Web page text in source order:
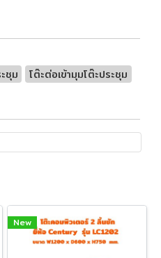
ชุม โต๊ะต่อเข้ามุมโต๊ะประชุม
New